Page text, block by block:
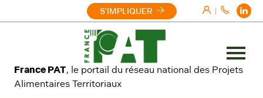
|
France PAT, le portail du réseau national des Projets
Alimentaires Territoriaux
S'IMPLIQUER
Ouvrir
le